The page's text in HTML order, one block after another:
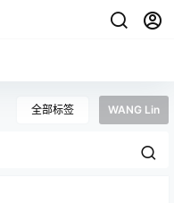
全部标签 WANG Lin